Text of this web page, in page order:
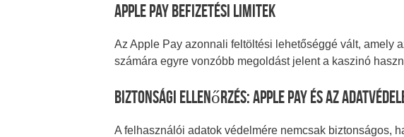
Apple Pay Befizetési Limitek
Az Apple Pay azonnali feltöltési lehetőséggé vált, amely
számára egyre vonzóbb megoldást jelent a kaszinó
Biztonsági Ellenőrzés: Apple Pay és Az
A felhasználói adatok védelmére nemcsak biztonságos,